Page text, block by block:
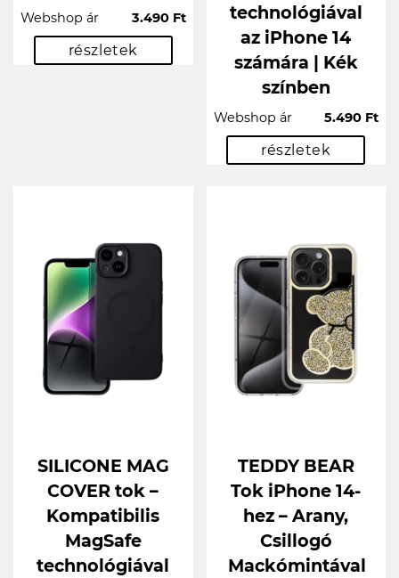
Webshop ár 3.490 Ft
részletek
technológiával
az iPhone 14
számára | Kék
színben
Webshop ár 5.490 Ft
részletek
SILICONE MAG
COVER tok –
Kompatibilis
MagSafe
technológiával
TEDDY BEAR
Tok iPhone 14-
hez – Arany,
Csillogó
Mackómintával